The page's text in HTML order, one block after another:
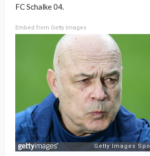
FC Schalke 04.
Embed from Getty Images